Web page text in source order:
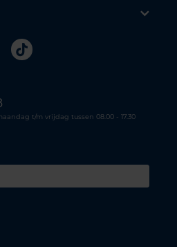
Tiktok
t/m vrijdag tussen 08.00 - 17.30